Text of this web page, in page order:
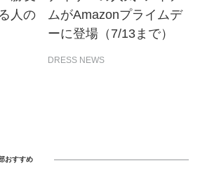
人の
ムがAmazonプライムデ
ーに登場（7/13まで）
DRESS NEWS
おすすめ